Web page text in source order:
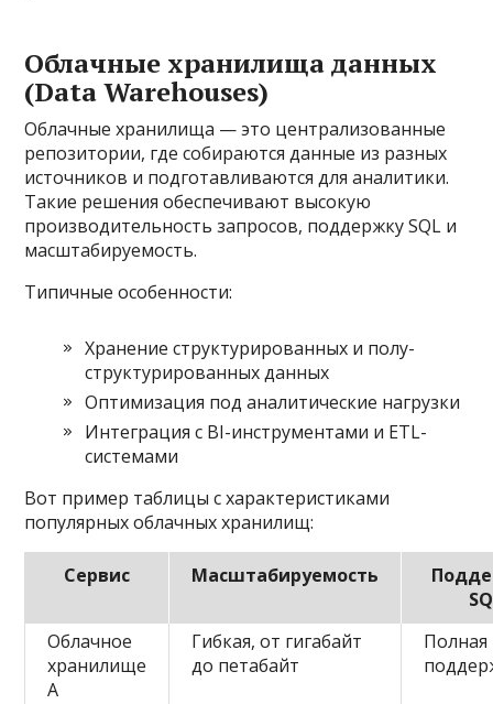
Облачные хранилища данных
(Data Warehouses)
Облачные хранилища — это централизованные
репозитории, где собираются данные из разных
источников и подготавливаются для аналитики.
Такие решения обеспечивают высокую
производительность запросов, поддержку SQL и
масштабируемость.
Типичные особенности:
Хранение структурированных и полу-
структурированных данных
Оптимизация под аналитические нагрузки
Интеграция с BI-инструментами и ETL-
системами
Вот пример таблицы с характеристиками
популярных облачных хранилищ:
Сервис Масштабируемость
Облачное
хранилище
A
Гибкая, от гигабайт
до петабайт
Полная